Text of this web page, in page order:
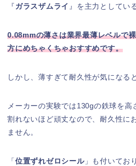
『 ガラスザムライ 』を主力としてい
0.08mmの薄さは業界最薄レベルで
方にめちゃくちゃおすすめです。
しかし、薄すぎて耐久性が気になる
メーカーの実験では130gの鉄球を高
割れないほど頑丈なので、耐久性に
ません。
「位置ずれゼロシール」も付いてお